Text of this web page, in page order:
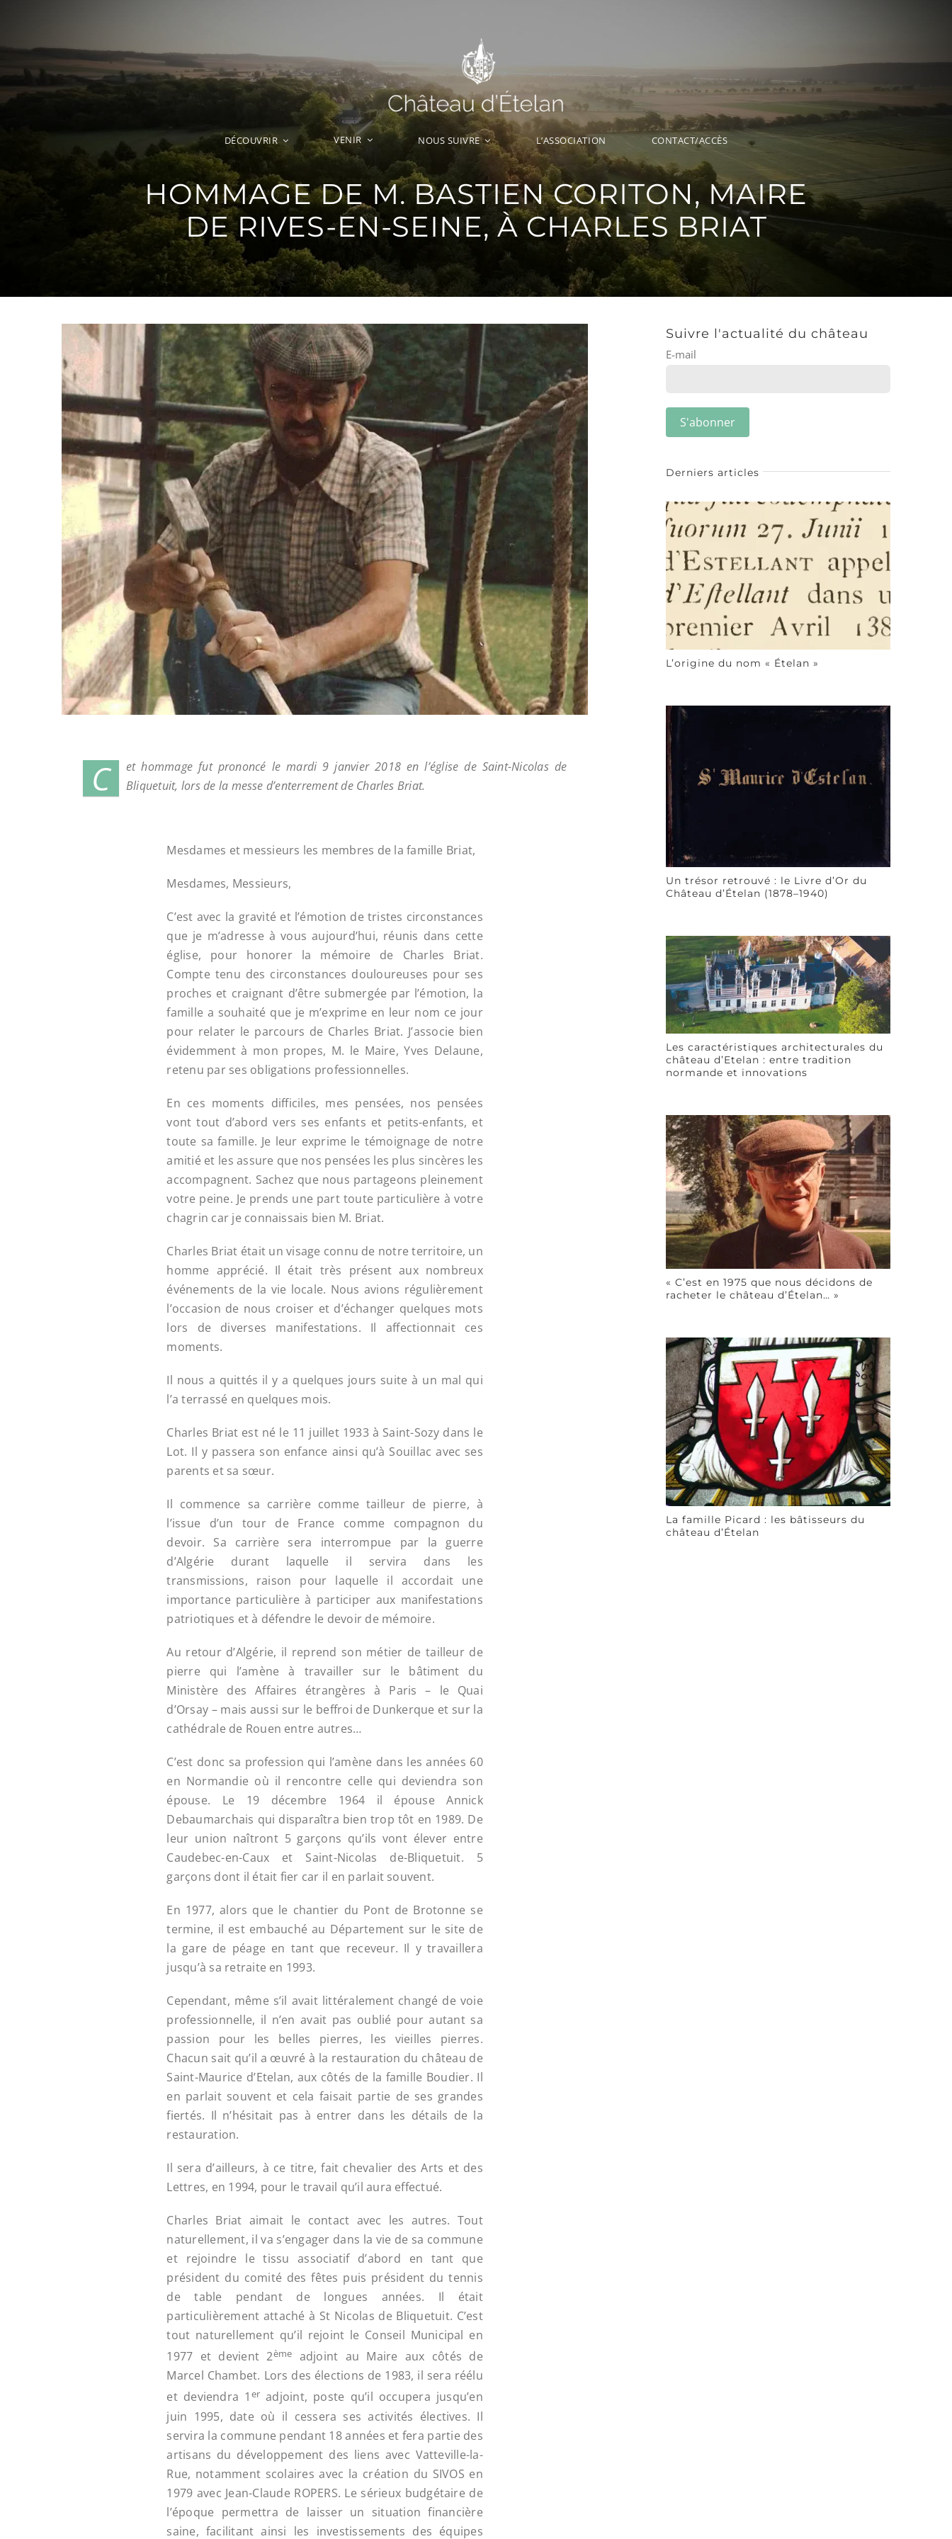
contenu
DÉCOUVRIR VENIR NOUS SUIVRE L’ASSOCIATION CONTACT/ACCÈS
HOMMAGE DE M. BASTIEN CORITON, MAIRE
DE RIVES-EN-SEINE, À CHARLES BRIAT
C
et hommage fut prononcé le mardi 9 janvier 2018 en l’église de Saint-Nicolas de
Bliquetuit, lors de la messe d’enterrement de Charles Briat.
Mesdames et messieurs les membres de la famille Briat,
Mesdames, Messieurs,
C’est avec la gravité et l’émotion de tristes circonstances
que je m’adresse à vous aujourd’hui, réunis dans cette
église, pour honorer la mémoire de Charles Briat.
Compte tenu des circonstances douloureuses pour ses
proches et craignant d’être submergée par l’émotion, la
famille a souhaité que je m’exprime en leur nom ce jour
pour relater le parcours de Charles Briat. J’associe bien
évidemment à mon propes, M. le Maire, Yves Delaune,
retenu par ses obligations professionnelles.
En ces moments difficiles, mes pensées, nos pensées
vont tout d’abord vers ses enfants et petits-enfants, et
toute sa famille. Je leur exprime le témoignage de notre
amitié et les assure que nos pensées les plus sincères les
accompagnent. Sachez que nous partageons pleinement
votre peine. Je prends une part toute particulière à votre
chagrin car je connaissais bien M. Briat.
Charles Briat était un visage connu de notre territoire, un
homme apprécié. Il était très présent aux nombreux
événements de la vie locale. Nous avions régulièrement
l’occasion de nous croiser et d’échanger quelques mots
lors de diverses manifestations. Il affectionnait ces
moments.
Il nous a quittés il y a quelques jours suite à un mal qui
l’a terrassé en quelques mois.
Charles Briat est né le 11 juillet 1933 à Saint-Sozy dans le
Lot. Il y passera son enfance ainsi qu’à Souillac avec ses
parents et sa sœur.
Il commence sa carrière comme tailleur de pierre, à
l’issue d’un tour de France comme compagnon du
devoir. Sa carrière sera interrompue par la guerre
d’Algérie durant laquelle il servira dans les
transmissions, raison pour laquelle il accordait une
importance particulière à participer aux manifestations
patriotiques et à défendre le devoir de mémoire.
Au retour d’Algérie, il reprend son métier de tailleur de
pierre qui l’amène à travailler sur le bâtiment du
Ministère des Affaires étrangères à Paris – le Quai
d’Orsay – mais aussi sur le beffroi de Dunkerque et sur la
cathédrale de Rouen entre autres…
C’est donc sa profession qui l’amène dans les années 60
en Normandie où il rencontre celle qui deviendra son
épouse. Le 19 décembre 1964 il épouse Annick
Debaumarchais qui disparaîtra bien trop tôt en 1989. De
leur union naîtront 5 garçons qu’ils vont élever entre
Caudebec-en-Caux et Saint-Nicolas de-Bliquetuit. 5
garçons dont il était fier car il en parlait souvent.
En 1977, alors que le chantier du Pont de Brotonne se
termine, il est embauché au Département sur le site de
la gare de péage en tant que receveur. Il y travaillera
jusqu’à sa retraite en 1993.
Cependant, même s’il avait littéralement changé de voie
professionnelle, il n’en avait pas oublié pour autant sa
passion pour les belles pierres, les vieilles pierres.
Chacun sait qu’il a œuvré à la restauration du château de
Saint-Maurice d’Etelan, aux côtés de la famille Boudier. Il
en parlait souvent et cela faisait partie de ses grandes
fiertés. Il n’hésitait pas à entrer dans les détails de la
restauration.
Il sera d’ailleurs, à ce titre, fait chevalier des Arts et des
Lettres, en 1994, pour le travail qu’il aura effectué.
Charles Briat aimait le contact avec les autres. Tout
naturellement, il va s’engager dans la vie de sa commune
et rejoindre le tissu associatif d’abord en tant que
président du comité des fêtes puis président du tennis
de table pendant de longues années. Il était
particulièrement attaché à St Nicolas de Bliquetuit. C’est
tout naturellement qu’il rejoint le Conseil Municipal en
1977 et devient 2ème
adjoint au Maire aux côtés de
Marcel Chambet. Lors des élections de 1983, il sera réélu
et deviendra 1 er adjoint, poste qu’il occupera jusqu’en
juin 1995, date où il cessera ses activités électives. Il
servira la commune pendant 18 années et fera partie des
artisans du développement des liens avec Vatteville-la-
Rue, notamment scolaires avec la création du SIVOS en
1979 avec Jean-Claude ROPERS. Le sérieux budgétaire de
l’époque permettra de laisser un situation financière
saine, facilitant ainsi les investissements des équipes
Suivre l'actualité du château
E-mail
Derniers articles
L’origine du nom « Ételan »
Un trésor retrouvé : le Livre d’Or du
Château d’Ételan (1878–1940)
Les caractéristiques architecturales du
château d’Etelan : entre tradition
normande et innovations
« C’est en 1975 que nous décidons de
racheter le château d’Ételan… »
La famille Picard : les bâtisseurs du
château d’Ételan